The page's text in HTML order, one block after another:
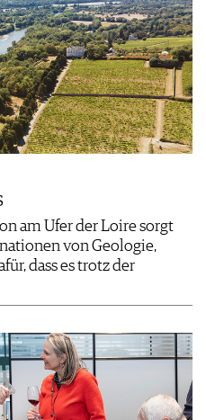
am Ufer der Loire sorgt
von Geologie,
dass es trotz der